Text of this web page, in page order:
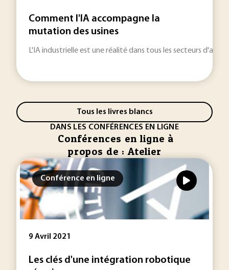
Comment l'IA accompagne la
mutation des usines
L'IA industrielle est une réalité dans tous les secteurs
Tous les livres blancs
DANS LES CONFÉRENCES EN LIGNE
Conférences en ligne à
propos de : Atelier
Conférence en ligne
9 Avril 2021
Les clés d'une intégration robotique